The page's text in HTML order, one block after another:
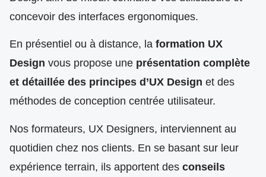
concevoir des interfaces ergonomiques.
En présentiel ou à distance, la formation UX
Design vous propose une présentation complète
et détaillée des principes d’UX Design et des
méthodes de conception centrée utilisateur.
Nos formateurs, UX Designers, interviennent au
quotidien chez nos clients. En se basant sur leur
expérience terrain, ils apportent des conseils